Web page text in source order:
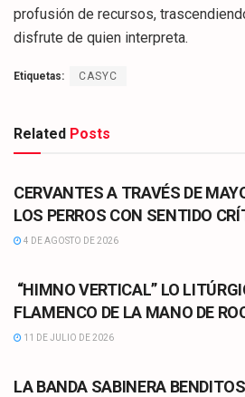
profusión de recursos,
disfrute de quien interpreta.
Etiquetas: CASYC
Related Posts
CULTURA
CERVANTES A TRAVÉS DE
LOS PERROS CON SENTIDO
4 DE AGOSTO DE 2026
“HIMNO VERTICAL” LO
FLAMENCO DE LA MANO DE
11 DE JULIO DE 2026
LA BANDA SABINERA